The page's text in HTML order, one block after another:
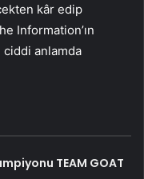
kâr edip
Information’ın
ciddi anlamda
TEAM GOAT